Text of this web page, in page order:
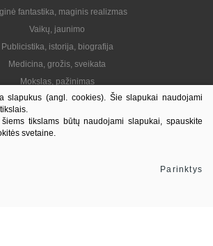
fantastika, maginis realizmas
Vaikų, jaunimo
Publicistika, istorija, biografija
Medicina, grožis, sveikata
Mokslas, pažinimas
Praktinė, gyvenimo būdas
Lietuvių autoriai
El. knygos
slapukus (angl. cookies). Šie slapukai naudojami
tikslams būtų naudojami slapukai, spauskite
svetaine.
Parinktys